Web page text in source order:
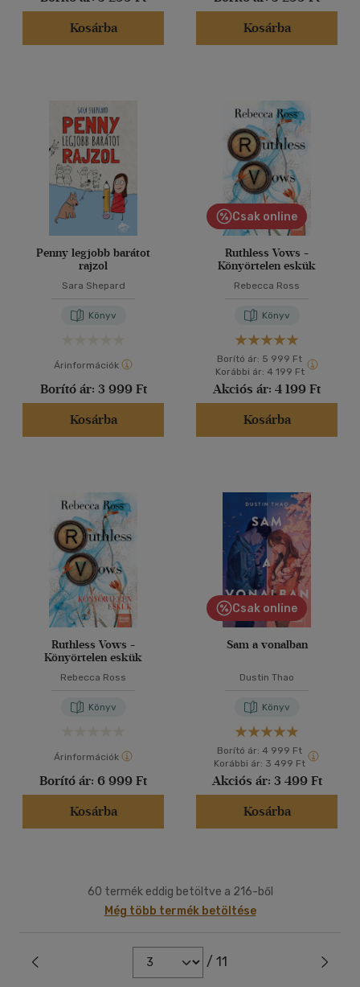
Kosárba
Kosárba
Penny legjobb barátot
rajzol
Sara Shepard
Könyv
Árinformációk
Borító ár: 3 999 Ft
Kosárba
Csak online
Ruthless Vows -
Könyörtelen eskük
Rebecca Ross
Könyv
Borító ár: 5 999 Ft
Korábbi ár: 4 199 Ft
Akciós ár: 4 199 Ft
Kosárba
Ruthless Vows -
Könyörtelen eskük
Rebecca Ross
Könyv
Árinformációk
Borító ár: 6 999 Ft
Kosárba
Csak online
Sam a vonalban
Dustin Thao
Könyv
Borító ár: 4 999 Ft
Korábbi ár: 3 499 Ft
Akciós ár: 3 499 Ft
Kosárba
60 termék eddig betöltve a 216-ből
Még több termék betöltése
/ 11